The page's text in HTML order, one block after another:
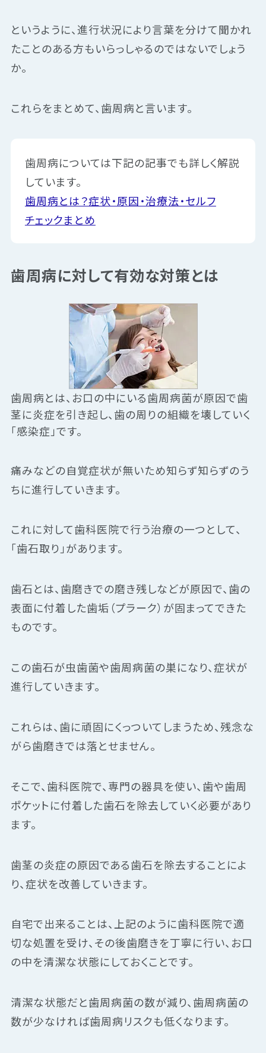
というように、進行状況により言葉を分けて聞かれ
たことのある方もいらっしゃるのではないでしょう
か。
これらをまとめて、歯周病と言います。
歯周病については下記の記事でも詳しく解説
しています。
歯周病とは？症状・原因・治療法・セルフ
チェックまとめ
歯周病に対して有効な対策とは
歯周病とは、お口の中にいる歯周病菌が原因で歯
茎に炎症を引き起し、歯の周りの組織を壊していく
「感染症」です。
痛みなどの自覚症状が無いため知らず知らずのう
ちに進行していきます。
これに対して歯科医院で行う治療の一つとして、
「歯石取り」があります。
歯石とは、歯磨きでの磨き残しなどが原因で、歯の
表面に付着した歯垢（プラーク）が固まってできた
ものです。
この歯石が虫歯菌や歯周病菌の巣になり、症状が
進行していきます。
これらは、歯に頑固にくっついてしまうため、残念な
がら歯磨きでは落とせません。
そこで、歯科医院で、専門の器具を使い、歯や歯周
ポケットに付着した歯石を除去していく必要があり
ます。
歯茎の炎症の原因である歯石を除去することによ
り、症状を改善していきます。
自宅で出来ることは、上記のように歯科医院で適
切な処置を受け、その後歯磨きを丁寧に行い、お口
の中を清潔な状態にしておくことです。
清潔な状態だと歯周病菌の数が減り、歯周病菌の
数が少なければ歯周病リスクも低くなります。